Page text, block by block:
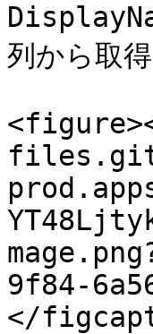
列から取得
9f84-
</